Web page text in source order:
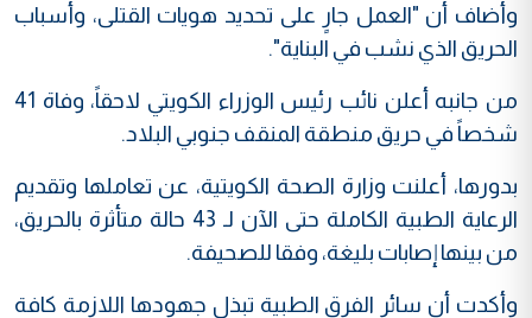
وأضاف أن "العمل جارٍ على تحديد هويات القتلى، وأسباب
الحريق الذي نشب في البناية".
من جانبه أعلن نائب رئيس الوزراء الكويتي لاحقاً، وفاة 41
شخصاً في حريق منطقة المنقف جنوبي البلاد.
بدورها، أعلنت وزارة الصحة الكويتية، عن تعاملها وتقديم
الرعاية الطبية الكاملة حتى الآن لـ 43 حالة متأثرة بالحريق،
من بينها إصابات بليغة، وفقا للصحيفة.
وأكدت أن سائر الفرق الطبية تبذل جهودها اللازمة كافة